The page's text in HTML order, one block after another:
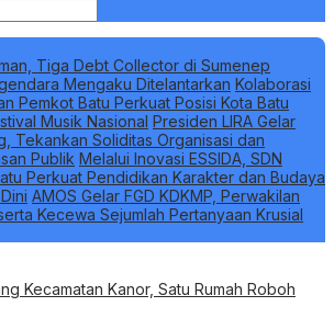
Tiga Debt Collector di Sumenep
Mengaku Ditelantarkan Kolaborasi
Pemkot Batu Perkuat Posisi Kota Batu
Musik Nasional Presiden LIRA Gelar
Tekankan Soliditas Organisasi dan
Publik Melalui Inovasi ESSIDA, SDN
Perkuat Pendidikan Karakter dan Budaya
AMOS Gelar FGD KDKMP, Perwakilan
Kecewa Sejumlah Pertanyaan Krusial
Kecamatan Kanor, Satu Rumah Roboh